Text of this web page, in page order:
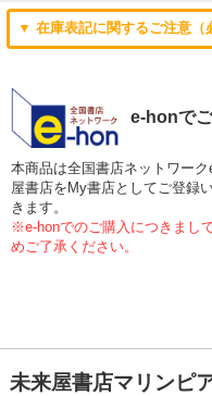
▼ 在庫表記に関するご注意（
e-honで
本商品は全国書店ネットワー
屋書店をMy書店としてご登録
きます。
※e-honでのご購入につきまし
めご了承ください。
未来屋書店マリンピ